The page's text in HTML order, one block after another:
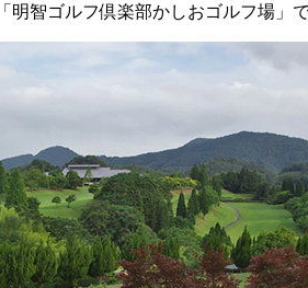
智ゴルフ倶楽部かしおゴルフ場」で